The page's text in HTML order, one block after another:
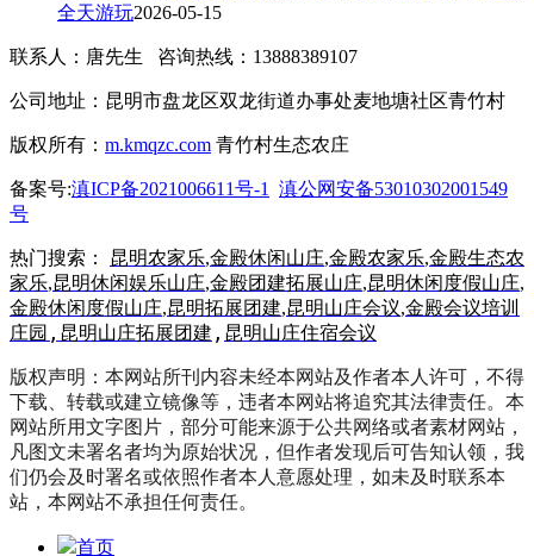
全天游玩2026-05-15
联系人：唐先生 咨询热线：13888389107
公司地址：昆明市盘龙区双龙街道办事处麦地塘社区青竹村
版权所有： m.kmqzc.com 青竹村生态农庄
备案号:滇ICP备2021006611号-1
滇公网安备53010302001549
号
热门搜索： 昆明农家乐,金殿休闲山庄,金殿农家乐,金殿生态农
家乐,昆明休闲娱乐山庄,金殿团建拓展山庄,昆明休闲度假山庄,
金殿休闲度假山庄,昆明拓展团建,昆明山庄会议,金殿会议培训
庄园 , 昆明山庄拓展团建 , 昆明山庄住宿会议
版权声明：本网站所刊内容未经本网站及作者本人许可，不得
下载、转载或建立镜像等，违者本网站将追究其法律责任。本
网站所用文字图片，部分可能来源于公共网络或者素材网站，
凡图文未署名者均为原始状况，但作者发现后可告知认领，我
们仍会及时署名或依照作者本人意愿处理，如未及时联系本
站，本网站不承担任何责任。
首页